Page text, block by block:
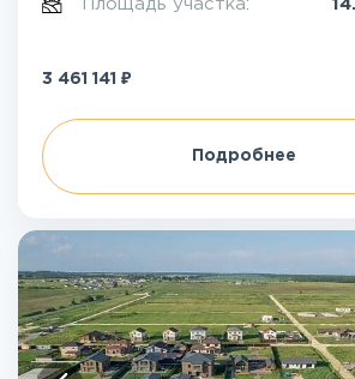
Площадь участка:
3 461 141 ₽
Подробнее